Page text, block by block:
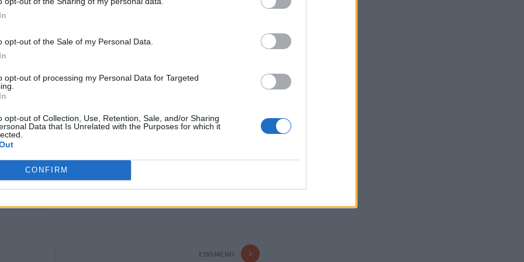
opt-out of the Sale of my Personal Data.
opt-out of processing my Personal Data for Targeted
opt-out of Collection, Use, Retention, Sale, and/or Sharing
Data that Is Unrelated with the Purposes for which it
CONFIRM
πορείες δύνανται να επιφέρουν σοβαρή
ζωής, ιδίως με παρεμπόδιση της κυκλοφορίας, δυσχέρανση
επιχειρήσεις, κατοικίες και χώρους φιλοξενίας, καθώς και
της πόλης.
διότι ηπιότερα μέτρα δεν επαρκούν για την
κινδύνων. Είναι δε αναλογικό, καθόσον έχει
συγκεκριμένη οριοθετημένη περιοχή και περιορίζεται στον
την προστασία της δημόσιας ασφάλειας και της
ΕΠΌΜΕΝΟ